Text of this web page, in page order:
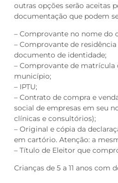
outras opções serão aceitas
documentação que podem
– Comprovante no nome do
– Comprovante de
documento de identidade;
– Comprovante de matrícula
município;
– IPTU;
– Contrato de compra e
social de empresas em seu
clínicas e consultórios);
– Original e cópia da
em cartório. Atenção: a
– Título de Eleitor que
Crianças de 5 a 11 anos com